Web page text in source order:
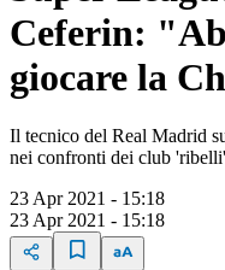
Ceferin:
giocare la
Il tecnico del Real Madrid
nei confronti dei club 'ribelli'
23 Apr 2021 - 15:18
23 Apr 2021 - 15:18